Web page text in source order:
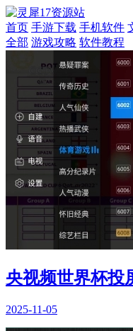
首页 手游下载 手机软件
全部 游戏攻略 软件教程
央视频世界杯投
2025-11-05